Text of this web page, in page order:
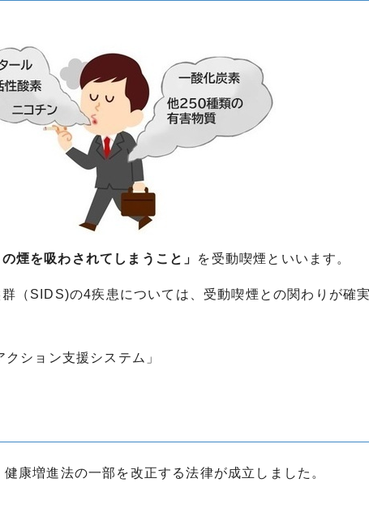
煙を吸わされてしまうこと」 を受動喫煙といいます。
（SIDS)の4疾患については、受動喫煙との関わりが確
ション支援システム」
康増進法の一部を改正する法律が成立しました。